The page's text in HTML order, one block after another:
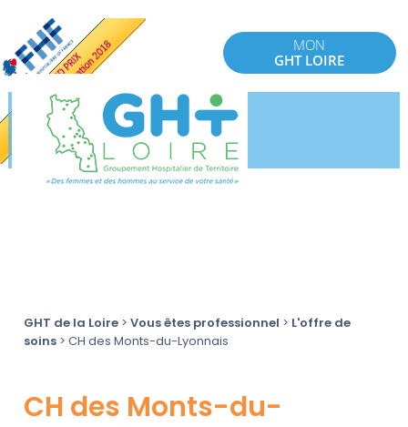
MON
GHT LOIRE
GHT de la Loire >Vous êtes professionnel > L'offre de
soins >CH des Monts-du-Lyonnais
CH des Monts-du-